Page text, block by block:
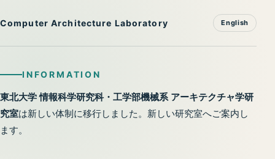
Computer Architecture Laboratory English
INFORMATION
東北大学 情報科学研究科・工学部機械系 アーキテクチャ学研
究室は新しい体制に移行しました。新しい研究室へご案内し
ます。